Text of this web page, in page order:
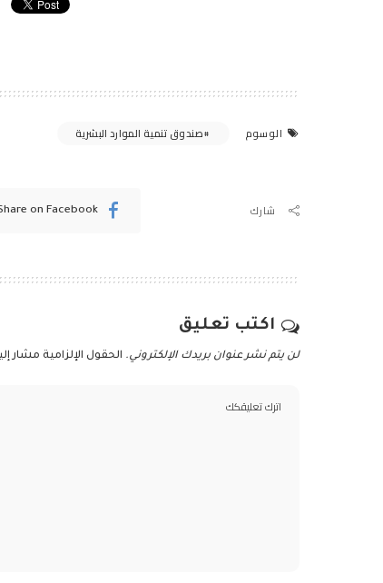
الوسوم صندوق تنمية الموارد البشرية
شارك on Facebook
اكتب تعليق
لن يتم نشر عنوان بريدك الإلكتروني. الحقول الإلزامية مشار